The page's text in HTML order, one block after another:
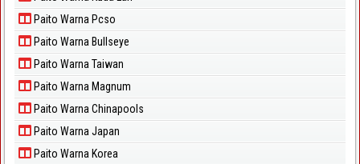
Paito Warna Pcso
Paito Warna Bullseye
Paito Warna Taiwan
Paito Warna Magnum
Paito Warna Chinapools
Paito Warna Japan
Paito Warna Korea